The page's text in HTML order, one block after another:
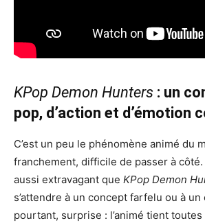
KPop Demon Hunters : un
pop, d’action et d’émotion
C’est un peu le phénomène animé du
franchement, difficile de passer à
aussi extravagant que KPop Demon
s’attendre à un concept farfelu ou à
pourtant, surprise : l’animé tient